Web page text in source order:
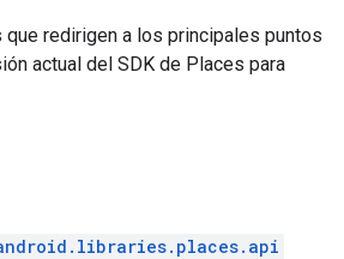
redirigen a los principales puntos
actual del SDK de Places para